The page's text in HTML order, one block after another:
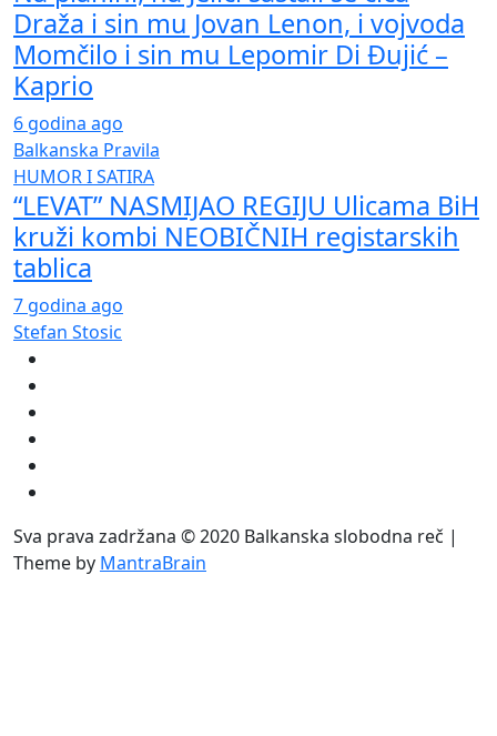
Draža i sin mu Jovan Lenon, i vojvoda
Momčilo i sin mu Lepomir Di Đujić –
Kaprio
6 godina ago
Balkanska Pravila
HUMOR I SATIRA
“LEVAT” NASMIJAO REGIJU Ulicama BiH
kruži kombi NEOBIČNIH registarskih
tablica
7 godina ago
Stefan Stosic
Sva prava zadržana © 2020 Balkanska slobodna reč |
Theme by MantraBrain